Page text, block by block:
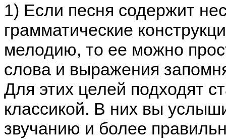
1) Если песня содержит
грамматические
мелодию, то ее можно
слова и выражения
Для этих целей подходят
классикой. В них вы
звучанию и более